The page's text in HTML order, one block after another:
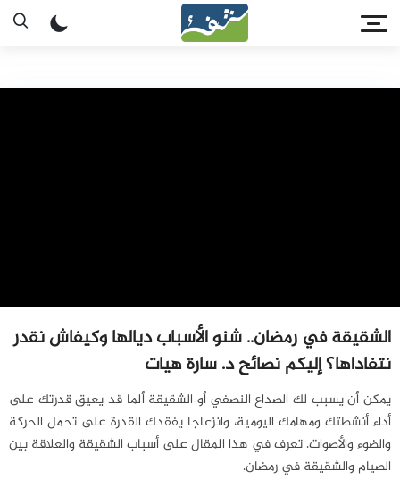
الشقيقة في رمضان.. شنو الأسباب ديالها وكيفاش نقدر
نتفاداها؟ إليكم نصائح د. سارة هيات
يمكن أن يسبب لك الصداع النصفي أو الشقيقة ألما قد يعيق قدرتك على
أداء أنشطتك ومهامك اليومية، وانزعاجا يفقدك القدرة على تحمل الحركة
والضوء والأصوات. تعرف في هذا المقال على أسباب الشقيقة والعلاقة بين
الصيام والشقيقة في رمضان.